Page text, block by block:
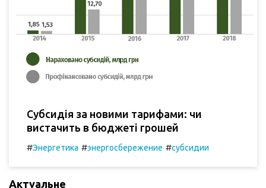
Субсидія за новими тарифами: чи
вистачить в бюджеті грошей
#Энергетика #энергосбережение #субсидии
Актуальне